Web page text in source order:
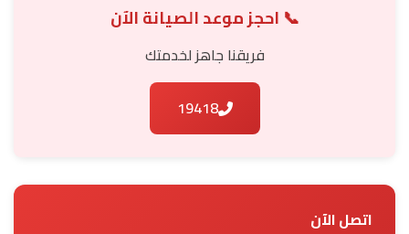
📞 احجز موعد الصيانة الآن
فريقنا جاهز لخدمتك
19418
اتصل الآن